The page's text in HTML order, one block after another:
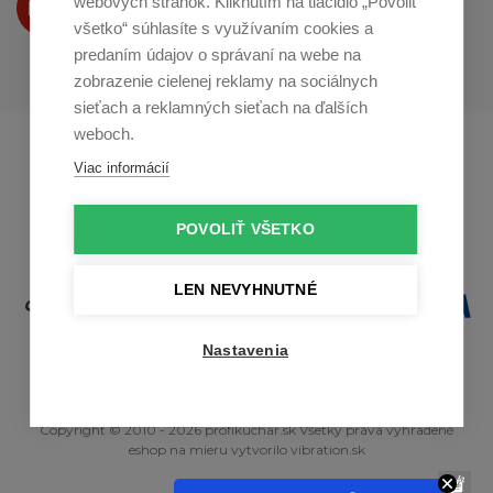
všetko“ súhlasíte s využívaním cookies a
predaním údajov o správaní na webe na
zobrazenie cielenej reklamy na sociálnych
sieťach a reklamných sieťach na ďalších
weboch.
Viac informácií
POVOLIŤ VŠETKO
LEN NEVYHNUTNÉ
Nastavenia
na Youtube
Profikuchař.cz
Copyright © 2010 - 2026 profikuchar.sk Všetky práva vyhradené
eshop na mieru vytvorilo vibration.sk